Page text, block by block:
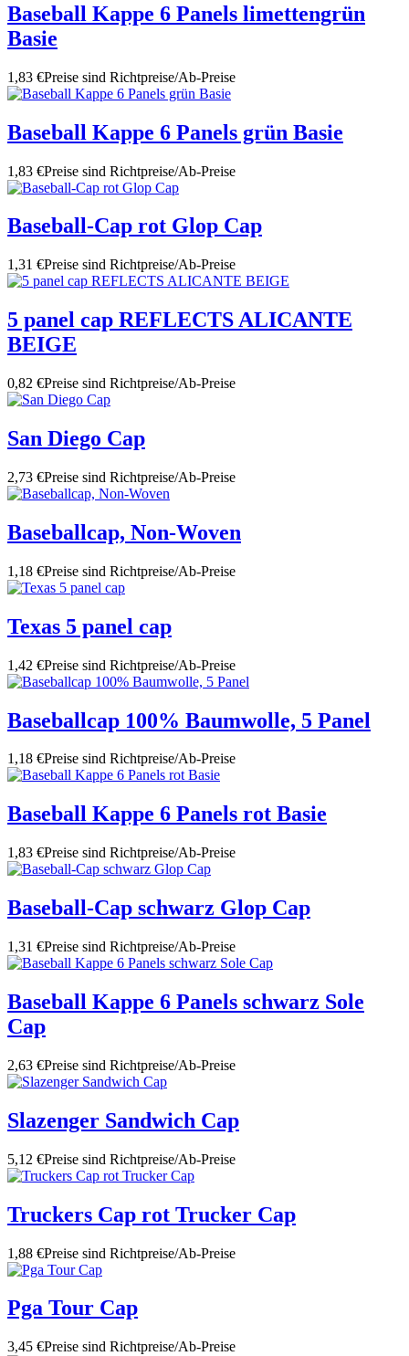
Baseball Kappe 6 Panels limettengrün
Basie
1,83 €Preise sind Richtpreise/Ab-Preise
Baseball Kappe 6 Panels grün Basie
1,83 €Preise sind Richtpreise/Ab-Preise
Baseball-Cap rot Glop Cap
1,31 €Preise sind Richtpreise/Ab-Preise
5 panel cap REFLECTS ALICANTE
BEIGE
0,82 €Preise sind Richtpreise/Ab-Preise
San Diego Cap
2,73 €Preise sind Richtpreise/Ab-Preise
Baseballcap, Non-Woven
1,18 €Preise sind Richtpreise/Ab-Preise
Texas 5 panel cap
1,42 €Preise sind Richtpreise/Ab-Preise
Baseballcap 100% Baumwolle, 5 Panel
1,18 €Preise sind Richtpreise/Ab-Preise
Baseball Kappe 6 Panels rot Basie
1,83 €Preise sind Richtpreise/Ab-Preise
Baseball-Cap schwarz Glop Cap
1,31 €Preise sind Richtpreise/Ab-Preise
Baseball Kappe 6 Panels schwarz Sole
Cap
2,63 €Preise sind Richtpreise/Ab-Preise
Slazenger Sandwich Cap
5,12 €Preise sind Richtpreise/Ab-Preise
Truckers Cap rot Trucker Cap
1,88 €Preise sind Richtpreise/Ab-Preise
Pga Tour Cap
3,45 €Preise sind Richtpreise/Ab-Preise